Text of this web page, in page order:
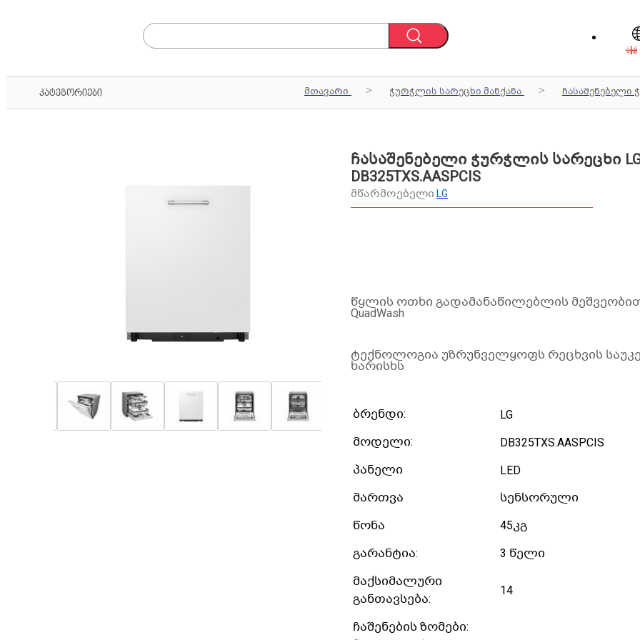
კატეგორიები მთავარი ჭურჭლის სარეცხი მანქანა ჩასაშენებელი
ჩასაშენებელი ჭურჭლის სარეცხი
DB325TXS.AASPCIS
მწარმოებელი LG
წყლის ოთხი გადამანაწილებლის
QuadWash
ტექნოლოგია უზრუნველყოფს რეცხვის
ხარისხს
ბრენდი:
LG
მოდელი:
DB325TXS.AASPCIS
პანელი
LED
მართვა
სენსორული
წონა 45კგ
გარანტია: 3 წელი
მაქსიმალური
განთავსება:
14
ჩაშენების ზომები: